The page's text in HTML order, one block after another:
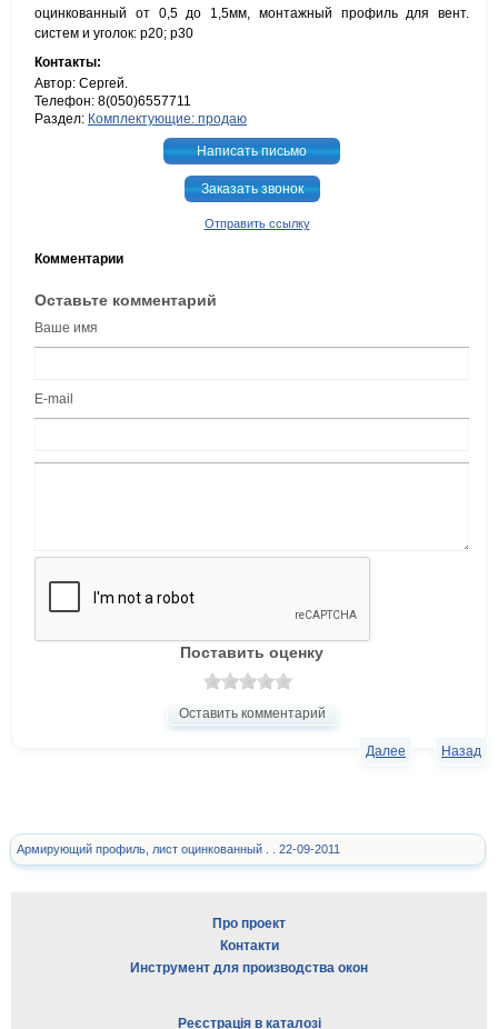
оцинкованный от 0,5 до 1,5мм, монтажный профиль для вент.
систем и уголок: р20; р30
Контакты:
Автор: Сергей.
Телефон: 8(050)6557711
Раздел: Комплектующие: продаю
Написать письмо
Заказать звонок
Отправить ссылку
Комментарии
Оставьте комментарий
Ваше имя
E-mail
Поставить оценку
Оставить комментарий
Назад
Далее
Армирующий профиль, лист оцинкованный . . 22-09-2011
Про проект
Контакти
Инструмент для производства окон
Реєстрація в каталозі